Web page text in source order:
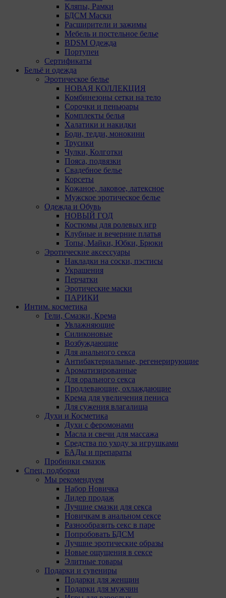
Кляпы, Рамки
БДСМ Маски
Расширители и зажимы
Мебель и постельное белье
BDSM Одежда
Портупеи
Сертификаты
Бельё и одежда
Эротическое белье
НОВАЯ КОЛЛЕКЦИЯ
Комбинезоны сетки на тело
Сорочки и пеньюары
Комплекты белья
Халатики и накидки
Боди, тедди, монокини
Трусики
Чулки, Колготки
Пояса, подвязки
Свадебное белье
Корсеты
Кожаное, лаковое, латексное
Мужское эротическое белье
Одежда и Обувь
НОВЫЙ ГОД
Костюмы для ролевых игр
Клубные и вечерние платья
Топы, Майки, Юбки, Брюки
Эротические аксессуары
Накладки на соски, пэстисы
Украшения
Перчатки
Эротические маски
ПАРИКИ
Интим. косметика
Гели, Смазки, Крема
Увлажняющие
Силиконовые
Возбуждающие
Для анального секса
Антибактериальные, регенерирующие
Ароматизированные
Для орального секса
Продлевающие, охлаждающие
Крема для увеличения пениса
Для сужения влагалища
Духи и Косметика
Духи с феромонами
Масла и свечи для массажа
Средства по уходу за игрушками
БАДы и препараты
Пробники смазок
Спец. подборки
Мы рекомендуем
Набор Новичка
Лидер продаж
Лучшие смазки для секса
Новичкам в анальном сексе
Разнообразить секс в паре
Попробовать БДСМ
Лучшие эротические образы
Новые ощущения в сексе
Элитные товары
Подарки и сувениры
Подарки для женщин
Подарки для мужчин